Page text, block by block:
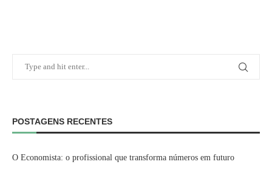
POSTAGENS RECENTES
O Economista: o profissional que transforma números em futuro